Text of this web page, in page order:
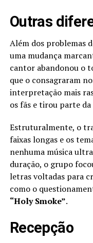
Outras
Além dos problemas
uma mudança
cantor abandonou o
que o consagraram
interpretação mais
os fãs e tirou parte
Estruturalmente, o
faixas longas e os
nenhuma música
duração, o grupo
letras voltadas para
como o
“Holy Smoke”.
Recepção